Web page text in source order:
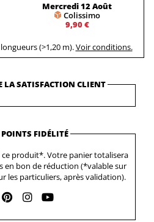
Mercredi 12 Août
Colissimo
9,90 €
(>1,20 m).Voir conditions.
LA SATISFACTION CLIENT
FIDÉLITÉ
produit*. Votre panier totalisera
en bon de réduction (*valable sur
les particuliers, après validation).